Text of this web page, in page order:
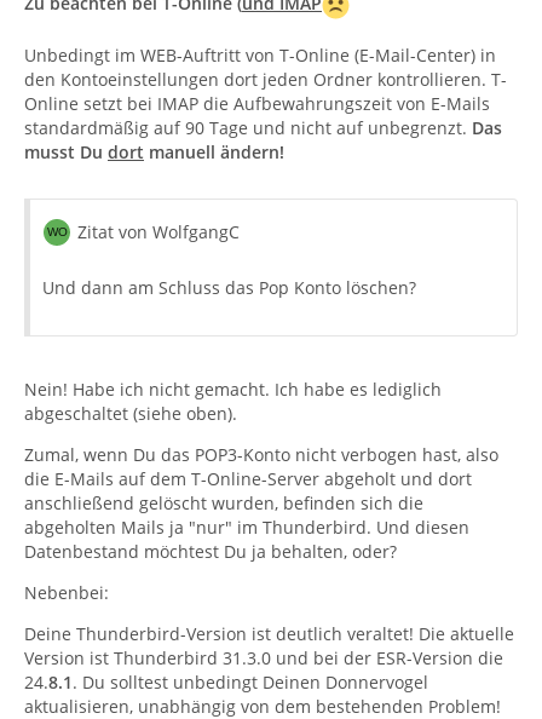
Unbedingt im WEB-Auftritt von T-Online (E-Mail-Center) in
den Kontoeinstellungen dort jeden Ordner kontrollieren. T-
Online setzt bei IMAP die Aufbewahrungszeit von E-Mails
standardmäßig auf 90 Tage und nicht auf unbegrenzt. Das
musst Du dort manuell ändern!
Zitat von WolfgangC
Und dann am Schluss das Pop Konto löschen?
Nein! Habe ich nicht gemacht. Ich habe es lediglich
abgeschaltet (siehe oben).
Zumal, wenn Du das POP3-Konto nicht verbogen hast, also
die E-Mails auf dem T-Online-Server abgeholt und dort
anschließend gelöscht wurden, befinden sich die
abgeholten Mails ja "nur" im Thunderbird. Und diesen
Datenbestand möchtest Du ja behalten, oder?
Nebenbei:
Deine Thunderbird-Version ist deutlich veraltet! Die aktuelle
Version ist Thunderbird 31.3.0 und bei der ESR-Version die
24.8.1. Du solltest unbedingt Deinen Donnervogel
aktualisieren, unabhängig von dem bestehenden Problem!